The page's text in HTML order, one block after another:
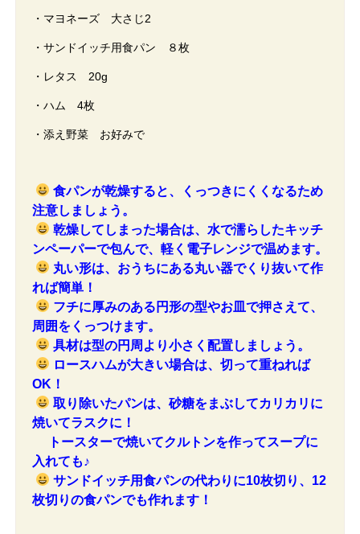
・マヨネーズ 大さじ2
・サンドイッチ用食パン ８枚
・レタス 20g
・ハム 4枚
・添え野菜 お好みで
食パンが乾燥すると、くっつきにくくなるため
注意しましょう。
乾燥してしまった場合は、水で濡らしたキッチ
ンペーパーで包んで、軽く電子レンジで温めます。
丸い形は、おうちにある丸い器でくり抜いて作
れば簡単！
フチに厚みのある円形の型やお皿で押さえて、
周囲をくっつけます。
具材は型の円周より小さく配置しましょう。
ロースハムが大きい場合は、切って重ねれば
OK！
取り除いたパンは、砂糖をまぶしてカリカリに
焼いてラスクに！
トースターで焼いてクルトンを作ってスープに
入れても♪
サンドイッチ用食パンの代わりに10枚切り、12
枚切りの食パンでも作れます！